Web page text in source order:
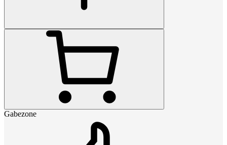
Gabezone